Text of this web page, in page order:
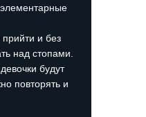
и без
над стопами.
будут
повторять и